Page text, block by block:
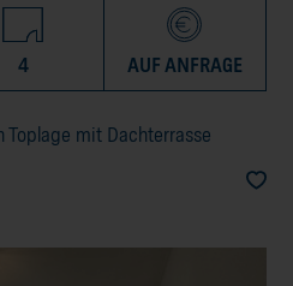
4 AUF ANFRAGE
Toplage mit Dachterrasse